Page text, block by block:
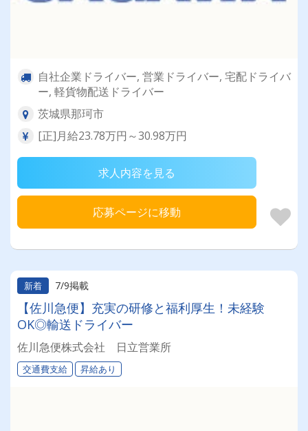
自社企業ドライバー, 営業ドライバー, 宅配ドライバ
ー, 軽貨物配送ドライバー
茨城県那珂市
[正]月給23.78万円～30.98万円
求人内容を見る
応募ページに移動
新着 7/9掲載
【佐川急便】充実の研修と福利厚生！未経験
OK◎輸送ドライバー
佐川急便株式会社 日立営業所
交通費支給 昇給あり